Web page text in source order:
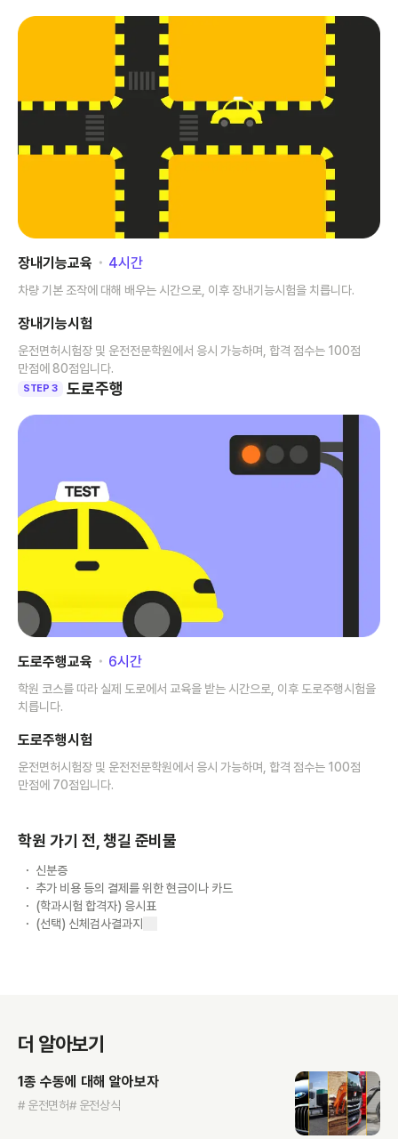
장내기능교육 ･ 4시간
차량 기본 조작에 대해 배우는 시간으로, 이후 장내기능시험을 치릅니다.
장내기능시험
운전면허시험장 및 운전전문학원에서 응시 가능하며, 합격 점수는 100점
만점에 80점입니다.
STEP 3 도로주행
도로주행교육 ･ 6시간
학원 코스를 따라 실제 도로에서 교육을 받는 시간으로, 이후 도로주행시험을
치릅니다.
도로주행시험
운전면허시험장 및 운전전문학원에서 응시 가능하며, 합격 점수는 100점
만점에 70점입니다.
학원 가기 전, 챙길 준비물
신분증
추가 비용 등의 결제를 위한 현금이나 카드
(학과시험 합격자) 응시표
(선택) 신체검사결과지
더 알아보기
1종 수동에 대해 알아보자
# 운전면허# 운전상식